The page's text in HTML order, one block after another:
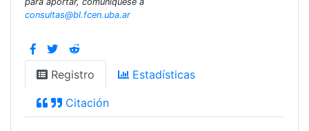
consultas@bl.fcen.uba.ar
Registro Estadísticas
Citación